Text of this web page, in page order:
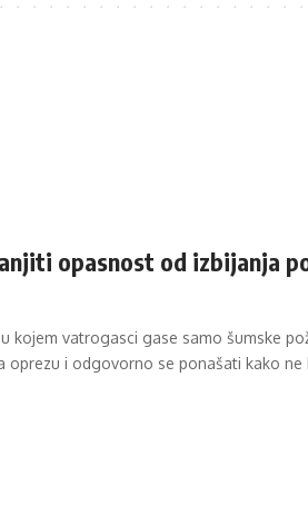
opasnost od izbijanja
vatrogasci gase samo šumske
oprezu i odgovorno se ponašati kako ne